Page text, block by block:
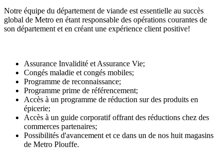
Notre équipe du département de viande est essentielle au succès
global de Metro en étant responsable des opérations courantes de
son département et en créant une expérience client positive!
Assurance Invalidité et Assurance Vie;
Congés maladie et congés mobiles;
Programme de reconnaissance;
Programme prime de référencement;
Accès à un programme de réduction sur des produits en
épicerie;
Accès à un guide corporatif offrant des réductions chez des
commerces partenaires;
Possibilités d'avancement et ce dans un de nos huit magasins
de Metro Plouffe.